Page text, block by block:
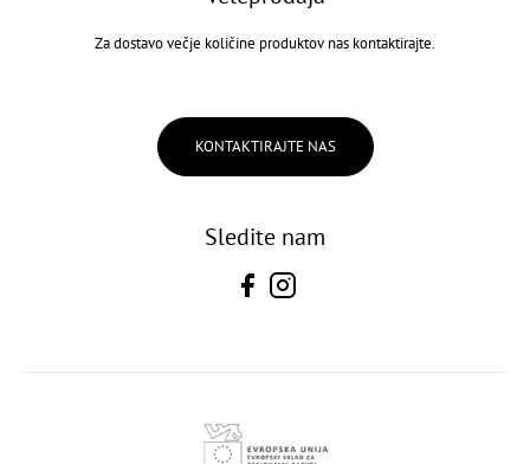
Za dostavo večje količine produktov nas kontaktirajte.
KONTAKTIRAJTE NAS
Sledite nam